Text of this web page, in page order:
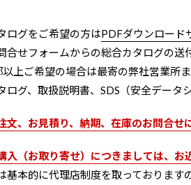
ログをご希望の方はPDFダウンロード
合せフォームからの総合カタログの送
上ご希望の場合は最寄の弊社営業所
ログ、取扱説明書、SDS（安全データ
文、お見積り、納期、在庫のお問合せ
入（お取り寄せ）につきましては、お
基本的に代理店制度を取っておりますの